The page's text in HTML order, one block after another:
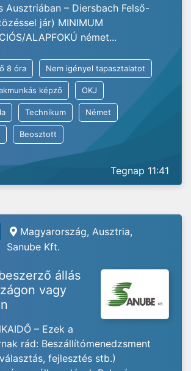
Ausztriában – Diersbach Felső-
jár) MINIMUM
ALAPFOKÚ német...
8 óra Nem igényel tapasztalatot
képző OKJ
Technikum Német
Beosztott
Tegnap 11:41
Magyarország, Ausztria,
Sanube Kft.
állás
vagy
– Ezek a
rád: Beszállítómenedzsment
fejlesztés stb.)